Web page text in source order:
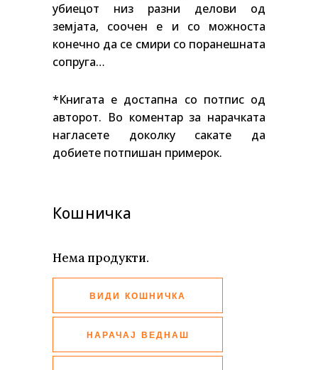
убиецот низ разни делови од
земјата, соочен е и со можноста
конечно да се смири со поранешната
сопруга…
*Книгата е достапна со потпис од
авторот. Во коментар за нарачката
нагласете доколку сакате да
добиете потпишан примерок.
Кошничка
Нема продукти.
ВИДИ КОШНИЧКА
НАРАЧАЈ ВЕДНАШ